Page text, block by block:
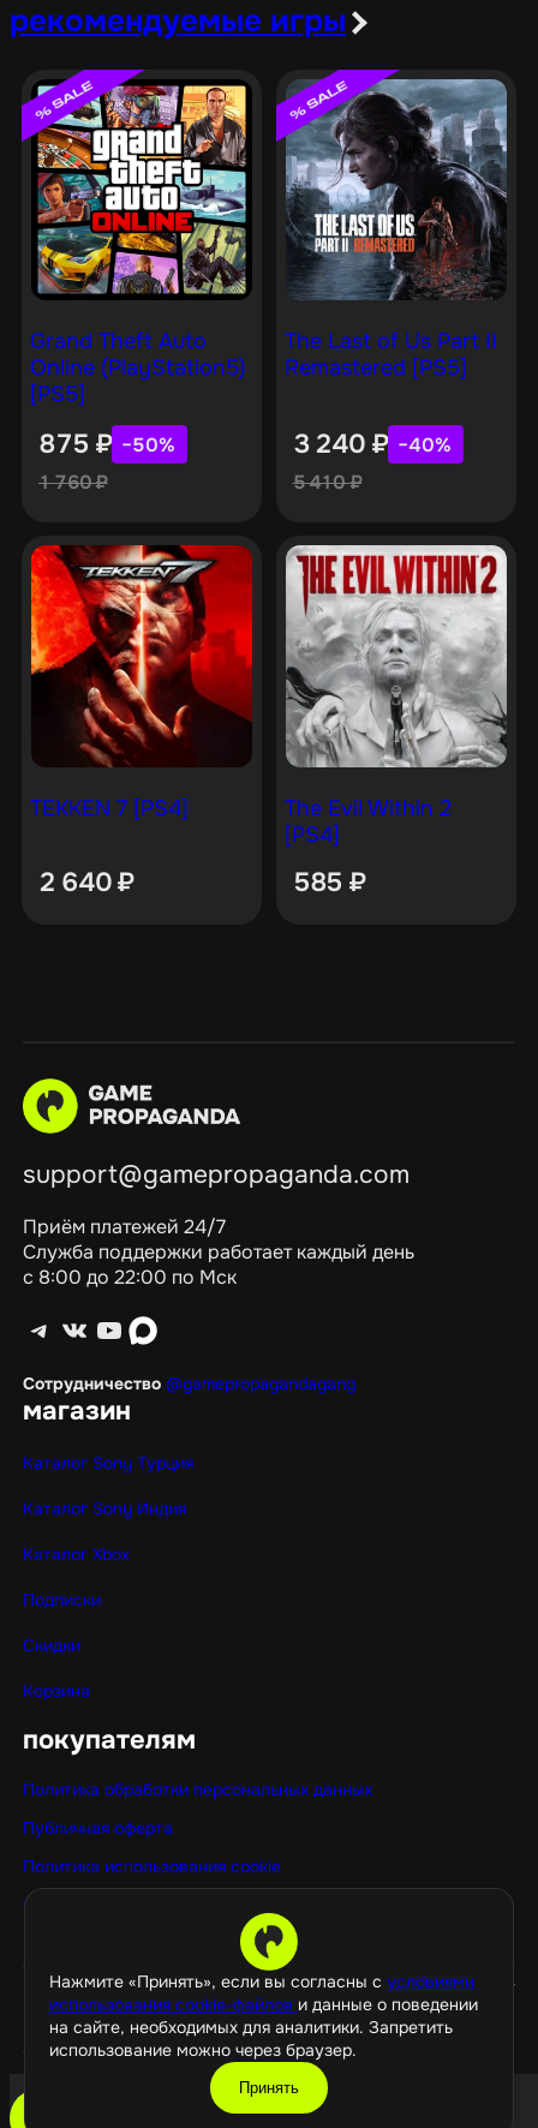
Нажмите «Принять», если вы согласны с условиями
использования cookie-файлов и данные о поведении
на сайте, необходимых для аналитики. Запретить
использование можно через браузер.
Принять
рекомендуемые игры
Grand Theft Auto
Online (PlayStation5)
[PS5]
875 ₽ −50%
1 760₽
The Last of Us Part II
Remastered [PS5]
3 240 ₽ −40%
5 410₽
TEKKEN 7 [PS4]
2 640₽
The Evil Within 2
[PS4]
585 ₽
support@gamepropaganda.com
Приём платежей 24/7
Служба поддержки работает каждый день
с 8:00 до 22:00 по Мск
Telegram ВКонтакте YouTube max
Сотрудничество @gamepropagandagang
магазин
Каталог Sony Турция
Каталог Sony Индия
Каталог Xbox
Подписки
Скидки
Корзина
покупателям
Политика обработки персональных данных
Публичная оферта
Политика использования cookie
Оптовые покупки
©️ 2026 GamePropaganda